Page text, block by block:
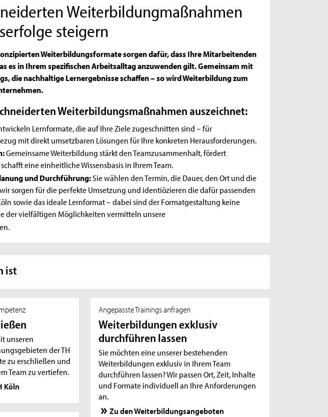
Weiterbildungmaßnahmen
steigern
Weiterbildungsformate sorgen dafür, dass Ihre Mitarbeitenden
es in Ihrem spezifischen Arbeitsalltag anzuwenden gilt. Gemeinsam mit
die nachhaltige Lernergebnisse schaffen – so wird Weiterbildung zum
Weiterbildungsmaßnahmen auszeichnet:
Lernformate, die auf Ihre Ziele zugeschnitten sind – für
mit direkt umsetzbaren Lösungen für Ihre konkreten Herausforderungen.
Gemeinsame Weiterbildung stärkt den Teamzusammenhalt, fördert
eine einheitliche Wissensbasis in Ihrem Team.
und Durchführung:Sie wählen den Termin, die Dauer, den Ort und die
sorgen für die perfekte Umsetzung und identiözieren die dafür passenden
sowie das ideale Lernformat – dabei sind der Formatgestaltung keine
der vielfältigen Möglichkeiten vermitteln unsere
ist
unseren
der TH
zu erschließen und
Team zu vertiefen.
Köln
Angepasste Trainings anfragen
Weiterbildungen exklusiv
durchführen lassen
Sie möchten eine unserer bestehenden
Weiterbildungen exklusiv in Ihrem Team
durchführen lassen? Wir passen Ort, Zeit, Inhalte
und Formate individuell an Ihre Anforderungen
an.
Zu den Weiterbildungsangeboten